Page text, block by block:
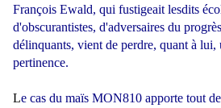
François Ewald, qui fustigeait lesdits
d'obscurantistes, d'adversaires du
délinquants, vient de perdre, quant à lui,
pertinence.
Le cas du maïs MON810 apporte tout